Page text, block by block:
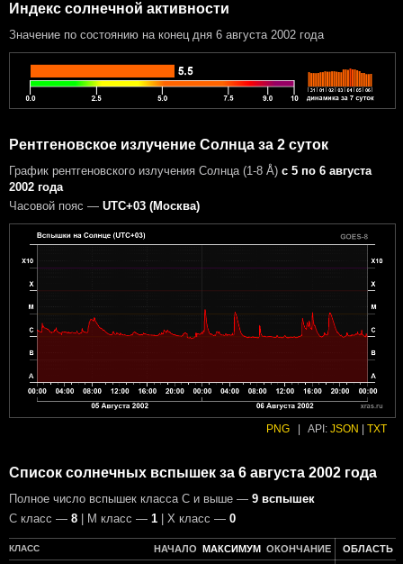
Индекс солнечной активности
Значение по состоянию на конец дня 6 августа 2002 года
Рентгеновское излучение Солнца за 2 суток
График рентгеновского излучения Солнца (1-8 Å) с 5 по 6 августа
2002 года
Часовой пояс — UTC+03 (Москва)
PNG API: JSON TXT
Список солнечных вспышек за 6 августа 2002 года
Полное число вспышек класса C и выше — 9 вспышек
С класс — 8 | М класс — 1 | X класс — 0
КЛАСС НАЧАЛО МАКСИМУМ ОКОНЧАНИЕ ОБЛАСТЬ